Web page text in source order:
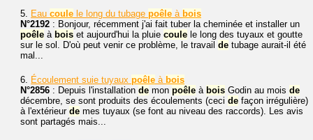
5. Eau coule le long du tubage poêle à bois
N°2192 : Bonjour, récemment j'ai fait tuber la cheminée et installer un
poêle à bois et aujourd'hui la pluie coule le long des tuyaux et goutte
sur le sol. D'où peut venir ce problème, le travail de tubage aurait-il été
mal...
6. Écoulement suie tuyaux poêle à bois
N°2856 : Depuis l'installation de mon poêle à bois Godin au mois de
décembre, se sont produits des écoulements (ceci de façon irrégulière)
à l'extérieur de mes tuyaux (se font au niveau des raccords). Les avis
sont partagés mais...